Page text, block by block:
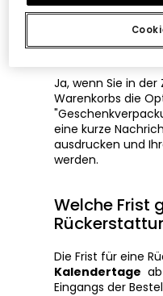
Kann ich
Empfänger
schicken?
Ja, wenn Sie in
Warenkorbs die
eine kurze
ausdrucken und
werden.
Welche Frist
Die Frist für eine
Kalendertage
Eingangs der